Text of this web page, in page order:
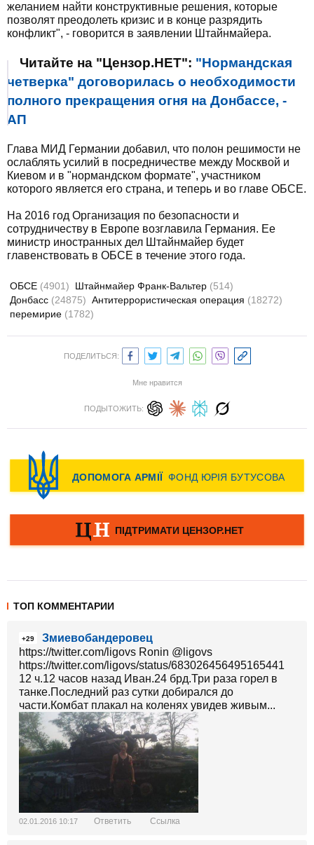
желанием найти конструктивные решения, которые
позволят преодолеть кризис и в конце разрядить
конфликт", - говорится в заявлении Штайнмайера.
Читайте на "Цензор.НЕТ": "Нормандская
четверка" договорилась о необходимости
полного прекращения огня на Донбассе, -
АП
Глава МИД Германии добавил, что полон решимости не
ослаблять усилий в посредничестве между Москвой и
Киевом и в "нормандском формате", участником
которого является его страна, и теперь и во главе ОБСЕ.
На 2016 год Организация по безопасности и
сотрудничеству в Европе возглавила Германия. Ее
министр иностранных дел Штайнмайер будет
главенствовать в ОБСЕ в течение этого года.
ОБСЕ (4901) Штайнмайер Франк-Вальтер (514)
Донбасс (24875) Антитеррористическая операция (18272)
перемирие (1782)
ПОДЕЛИТЬСЯ:
Мне нравится
ПОДЫТОЖИТЬ:
ТОП КОММЕНТАРИИ
+29
Змиевобандеровец
https://twitter.com/ligovs Ronin ‏@ligovs
https://twitter.com/ligovs/status/683026456495165441
12 ч.12 часов назад Иван.24 брд.Три раза горел в
танке.Последний раз сутки добирался до
части.Комбат плакал на коленях увидев живым...
02.01.2016 10:17 Ответить Ссылка